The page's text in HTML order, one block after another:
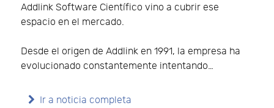
Addlink Software Científico vino a cubrir ese
espacio en el mercado.
Desde el origen de Addlink en 1991, la empresa ha
evolucionado constantemente intentando…
Ir a noticia completa